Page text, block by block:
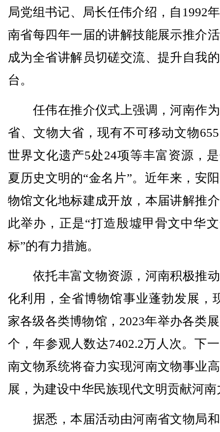
局党组书记、局长任伟介绍，自1992
南省每四年一届的讲解技能展示推介
成为全省讲解员切磋交流、提升自我
台。
任伟在推介仪式上强调，河南作
省、文物大省，现有不可移动文物
世界文化遗产5处24项等丰富资源，
夏历史文明的“金名片”。近年来，安
物馆文化地标建成开放，本届讲解推
此举办，正是“打造殷墟甲骨文中华
标”的有力措施。
依托丰富文物资源，河南积极推
化利用，全省博物馆事业蓬勃发展，
家各级各类博物馆，2023年举办各类
个，年参观人数达7402.2万人次。下
南文物系统将奋力实现河南文物事业
展，为建设中华民族现代文明贡献河南
据悉，本届活动由河南省文物局